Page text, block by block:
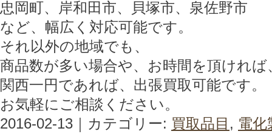
忠岡町、岸和田市、貝塚市、泉佐野市
など、幅広く対応可能です。
それ以外の地域でも、
商品数が多い場合や、お時間を頂ければ
関西一円であれば、出張買取可能です。
お気軽にご相談ください。
2016-02-13｜カテゴリー: 買取品目 , 電化